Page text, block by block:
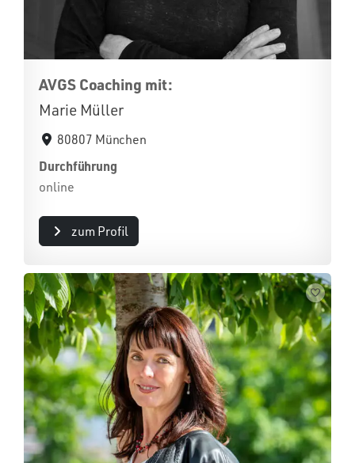
AVGS Coaching mit:
Marie Müller
80807 München
Durchführung
online
zum Profil